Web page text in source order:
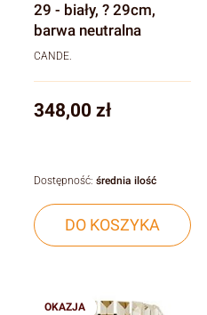
29 - biały, ? 29cm,
barwa neutralna
CANDE.
Cena
348,00 zł
DO KOSZYKA
Dostępność: średnia ilość
OKAZJA